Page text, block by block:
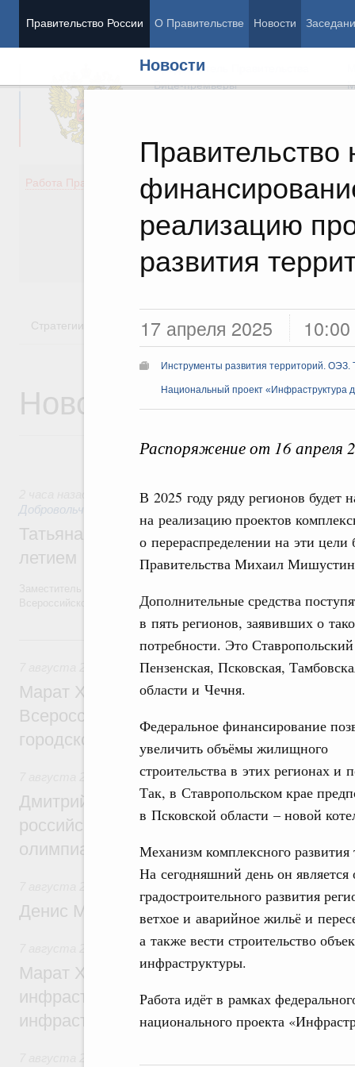
Правительство России О Правительстве Новости
Новости
Правительство
реализацию
развития
17 апреля 2025 10:00
Инструменты развития территорий. ОЭЗ.
Национальный проект «Инфраструктура
Распоряжение от 16 апреля
В 2025 году ряду регионов будет
на реализацию проектов
о перераспределении на эти
Правительства Михаил
Дополнительные средства
в пять регионов, заявивших о
потребности. Это
Пензенская, Псковская,
области и Чечня.
Федеральное финансирование
увеличить объёмы жилищного
строительства в этих регионах
Так, в Ставропольском крае
в Псковской области – новой
Механизм комплексного
На сегодняшний день он
градостроительного развития
ветхое и аварийное жильё и
а также вести строительство
инфраструктуры.
Работа идёт в рамках
национального проекта
Председатель Правительства
Вице-премьеры
Работа Правительства
Демография
Здоровье
Культура
Государство
Стратегии Государственные программы
Новости
Социальные инновации. Некоммерческие
Добровольчество и волонтёрство. Благотворительность
Татьяна Голикова поздравила
летием
Всероссийского общественного движения «Волонтёры-медики» с
Вчера
Экономика городов. Городская среда
Марат Хуснуллин провёл заседание
Всероссийского конкурса лучших
городской среды
Отрасль информационных технологий
Дмитрий Чернышенко и Сергей Кравцов
российскую сборную с победой на
олимпиаде по искусственному
Денис Мантуров посетил Ярославскую
Бюджеты субъектов Федерации.
Марат Хуснуллин: 15 объектов
инфраструктуры построили и обновили
инфраструктурным кредитам